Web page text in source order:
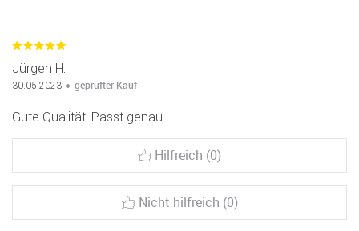
Jürgen H.
30.05.2023 geprüfter Kauf
Gute Qualität. Passt genau.
Hilfreich (0)
Nicht hilfreich (0)